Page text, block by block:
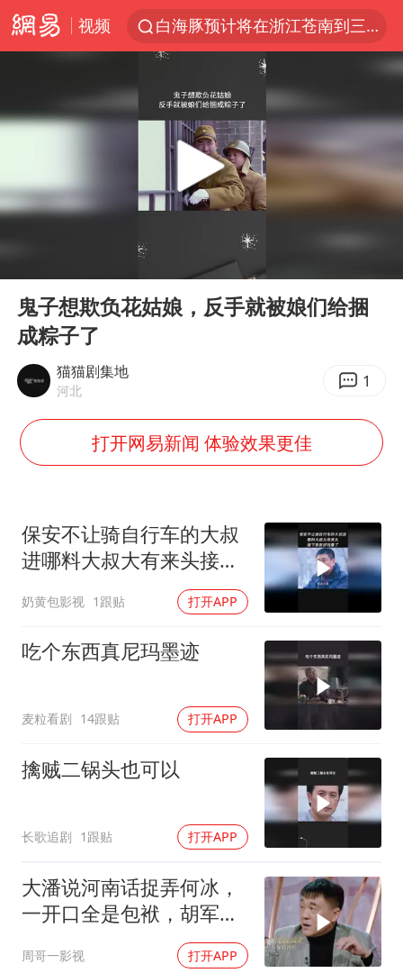
视频
白海豚预计将在浙江苍南到三门一带登陆
王艺迪2-4不敌张本美和止步4强
白海豚5次眼壁置换
王艺迪无缘横滨赛决赛
武契奇会见泽连斯基有何意图
上海大部迎大暴雨
“伊斯兰版北约”出现
伯克希尔净买入约200亿美元股票
浙江海域将现5到8米巨浪到狂浪
以军士兵把枪口对准中国记者
曝美下令调查弹药库存信息遭泄露事件
谢霆锋演唱会隔空祝王菲生日快乐
构建更高水平的全民健身公共服务体系
Play
鬼子想欺负花姑娘，反手就被娘们给捆
成粽子了
猫猫剧集地
河北 1
打开网易新闻 体验效果更佳
保安不让骑自行车的大叔
进哪料大叔大有来头接下
奶黄包影视 1跟贴 打开APP
吃个东西真尼玛墨迹
麦粒看剧 14跟贴 打开APP
擒贼二锅头也可以
长歌追剧 1跟贴 打开APP
大潘说河南话捉弄何冰，
一开口全是包袱，胡军王
周哥一影视 打开APP